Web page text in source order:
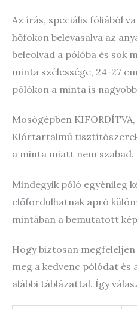
Az írás, speciális fóliából
hőfokon belevasalva az
beleolvad a pólóba és sok
minta szélessége, 24-27
pólókon a minta is
Mosógépben
Klórtartalmú
a minta miatt nem szabad.
Mindegyik póló egyénileg
előfordulhatnak apró
mintában a bemutatott
Hogy biztosan
meg a kedvenc pólódat és
alábbi táblázattal. Így